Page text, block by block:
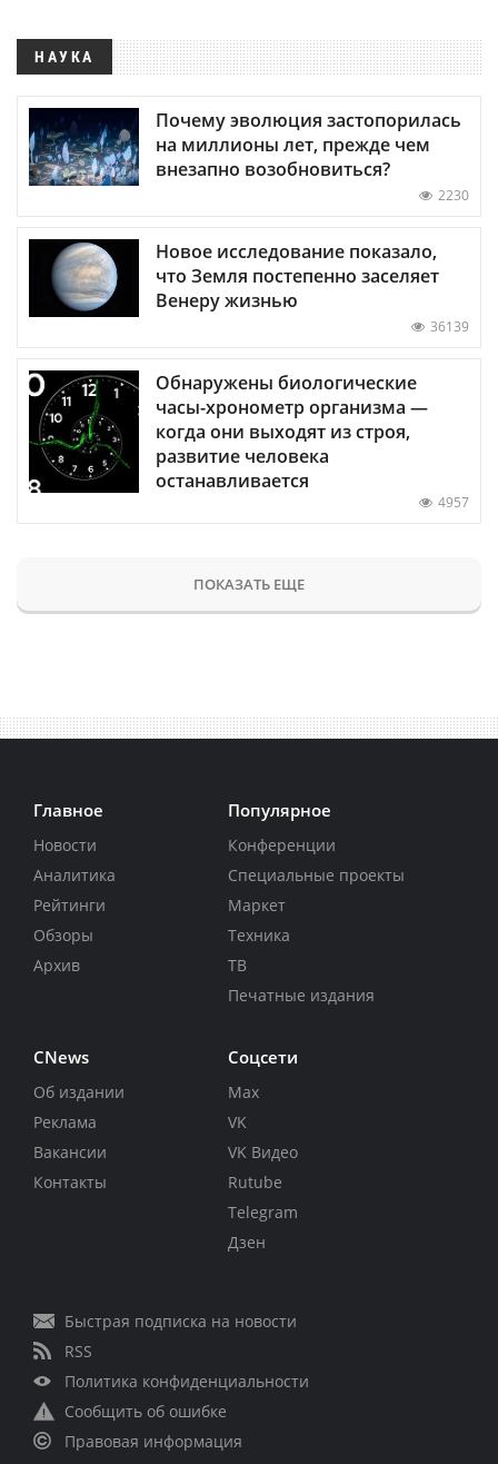
НАУКА
Почему эволюция застопорилась
на миллионы лет, прежде чем
внезапно возобновиться?
2230
Новое исследование показало,
что Земля постепенно заселяет
Венеру жизнью
36139
Обнаружены биологические
часы-хронометр организма —
когда они выходят из строя,
развитие человека
останавливается
4957
ПОКАЗАТЬ ЕЩЕ
Главное
Новости
Аналитика
Рейтинги
Обзоры
Архив
Популярное
Конференции
Специальные проекты
Маркет
Техника
ТВ
Печатные издания
CNews
Об издании
Реклама
Вакансии
Контакты
Соцсети
Max
VK
VK Видео
Rutube
Telegram
Дзен
Быстрая подписка на новости
RSS
Политика конфиденциальности
Сообщить об ошибке
Правовая информация